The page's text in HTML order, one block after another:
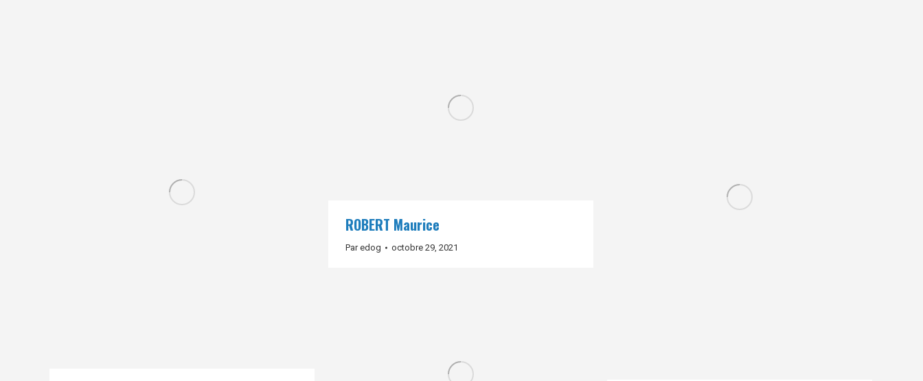
ROBERT Maurice
Paredog octobre 29, 2021